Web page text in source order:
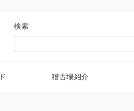
検索
稽古場紹介